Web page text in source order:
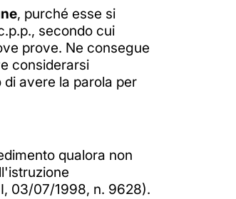
, purché esse si
secondo cui
prove. Ne consegue
considerarsi
avere la parola per
qualora non
03/07/1998, n. 9628).